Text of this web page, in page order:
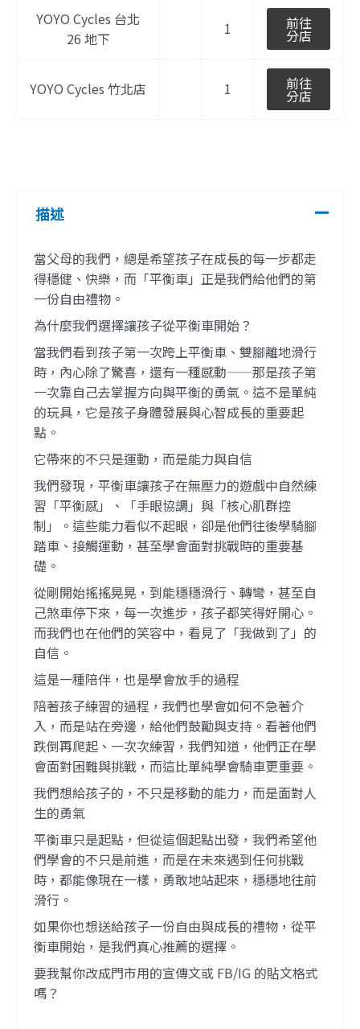
YOYO Cycles 台北
26 地下
1 前往
分店
YOYO Cycles 竹北店 1 前往
分店
描述
當父母的我們，總是希望孩子在成長的每一步都走
得穩健、快樂，而「平衡車」正是我們給他們的第
一份自由禮物。
為什麼我們選擇讓孩子從平衡車開始？
當我們看到孩子第一次跨上平衡車、雙腳離地滑行
時，內心除了驚喜，還有一種感動——那是孩子第
一次靠自己去掌握方向與平衡的勇氣。這不是單純
的玩具，它是孩子身體發展與心智成長的重要起
點。
它帶來的不只是運動，而是能力與自信
我們發現，平衡車讓孩子在無壓力的遊戲中自然練
習「平衡感」、「手眼協調」與「核心肌群控
制」。這些能力看似不起眼，卻是他們往後學騎腳
踏車、接觸運動，甚至學會面對挑戰時的重要基
礎。
從剛開始搖搖晃晃，到能穩穩滑行、轉彎，甚至自
己煞車停下來，每一次進步，孩子都笑得好開心。
而我們也在他們的笑容中，看見了「我做到了」的
自信。
這是一種陪伴，也是學會放手的過程
陪著孩子練習的過程，我們也學會如何不急著介
入，而是站在旁邊，給他們鼓勵與支持。看著他們
跌倒再爬起、一次次練習，我們知道，他們正在學
會面對困難與挑戰，而這比單純學會騎車更重要。
我們想給孩子的，不只是移動的能力，而是面對人
生的勇氣
平衡車只是起點，但從這個起點出發，我們希望他
們學會的不只是前進，而是在未來遇到任何挑戰
時，都能像現在一樣，勇敢地站起來，穩穩地往前
滑行。
如果你也想送給孩子一份自由與成長的禮物，從平
衡車開始，是我們真心推薦的選擇。
要我幫你改成門市用的宣傳文或 FB/IG 的貼文格式
嗎？